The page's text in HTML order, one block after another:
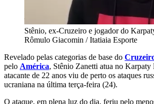
Stênio, ex-Cruzeiro e jogador do
Rômulo Giacomin / Itatiaia Esporte
Revelado pelas categorias de base do
pelo América, Stênio Zanetti atua no
atacante de 22 anos viu de perto os ataques
ucraniana na última terça-feira (24).
O ataque, em plena luz do dia, feriu pelo